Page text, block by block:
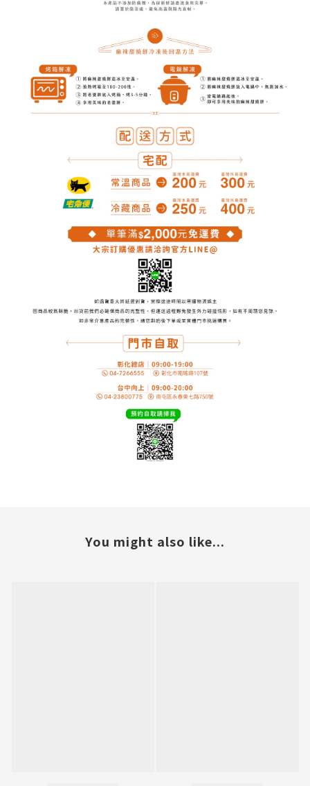
You might also like...